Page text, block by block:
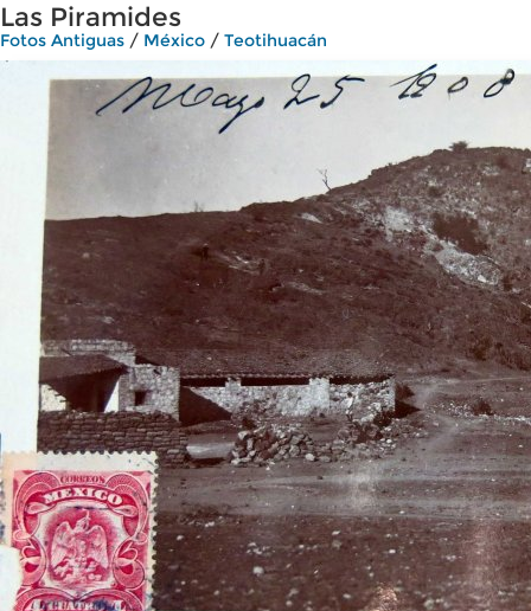
Las Piramides
Fotos Antiguas / México / Teotihuacán